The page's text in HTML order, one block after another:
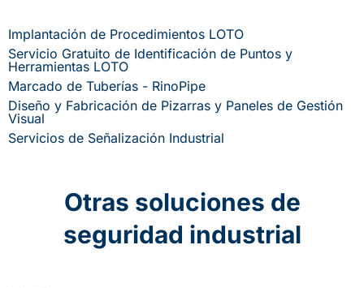
Implantación de Procedimientos LOTO
Servicio Gratuito de Identificación de Puntos y
Herramientas LOTO
Marcado de Tuberías - RinoPipe
Diseño y Fabricación de Pizarras y Paneles de Gestión
Visual
Servicios de Señalización Industrial
Otras soluciones de
seguridad industrial